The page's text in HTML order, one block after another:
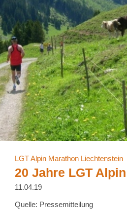
LGT Alpin Marathon Liechtenstein
20 Jahre LGT
11.04.19
Quelle: Pressemitteilung